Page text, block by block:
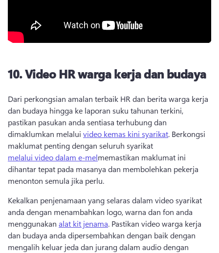
10.Video HR warga kerja dan budaya
Dari perkongsian amalan terbaik HR dan berita warga kerja
dan budaya hingga ke laporan suku tahunan terkini,
pastikan pasukan anda sentiasa terhubung dan
dimaklumkan melalui video kemas kini syarikat. Berkongsi
maklumat penting dengan seluruh syarikat
melalui video dalam e-melmemastikan maklumat ini
dihantar tepat pada masanya dan membolehkan pekerja
menonton semula jika perlu.
Kekalkan penjenamaan yang selaras dalam video syarikat
anda dengan menambahkan logo, warna dan fon anda
menggunakan alat kit jenama. Pastikan video warga kerja
dan budaya anda dipersembahkan dengan baik dengan
mengalih keluar jeda dan jurang dalam audio dengan